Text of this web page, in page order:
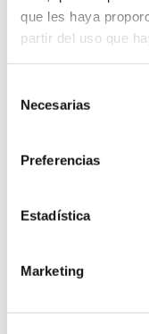
que les haya
partir del uso que
Necesarias
Preferencias
Estadística
Marketing